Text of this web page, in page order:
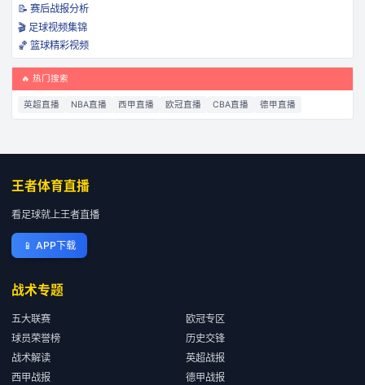
📝 赛后战报分析
🎬 足球视频集锦
🏀 篮球精彩视频
🔥 热门搜索
英超直播 NBA直播 西甲直播 欧冠直播 CBA直播 德甲直播
王者体育直播
看足球就上王者直播
📱 APP下载
战术专题
五大联赛
欧冠专区
球员荣誉榜
历史交锋
战术解读
英超战报
西甲战报
德甲战报